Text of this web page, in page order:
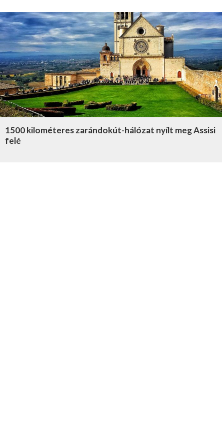
1500 kilométeres zarándokút-hálózat nyílt meg Assisi
felé